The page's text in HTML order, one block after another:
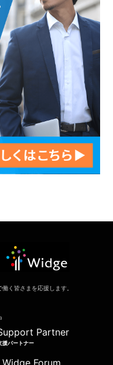
く皆さまを応援します。
Partner
援パートナー
Widge Forum